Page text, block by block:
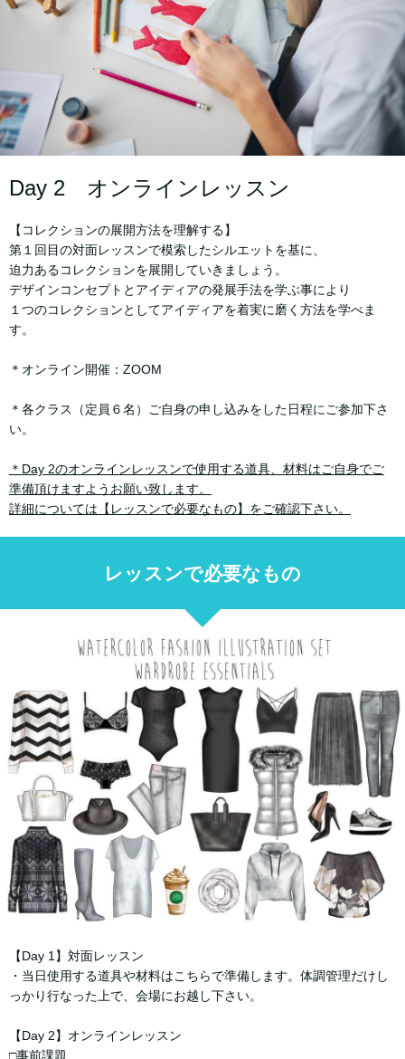
Day 2 オンラインレッスン
【コレクションの展開方法を理解する】
第１回目の対面レッスンで模索したシルエットを基に、
迫力あるコレクションを展開していきましょう。
デザインコンセプトとアイディアの発展手法を学ぶ事により
１つのコレクションとしてアイディアを着実に磨く方法を学べま
す。
＊オンライン開催：ZOOM
＊各クラス（定員６名）ご自身の申し込みをした日程にご参加下さ
い。
＊Day 2のオンラインレッスンで使用する道具、材料はご自身でご
準備頂けますようお願い致します。
詳細については【レッスンで必要なもの】をご確認下さい。
レッスンで必要なもの
【Day 1】対面レッスン
・当日使用する道具や材料はこちらで準備します。体調管理だけし
っかり行なった上で、会場にお越し下さい。
【Day 2】オンラインレッスン
□事前課題